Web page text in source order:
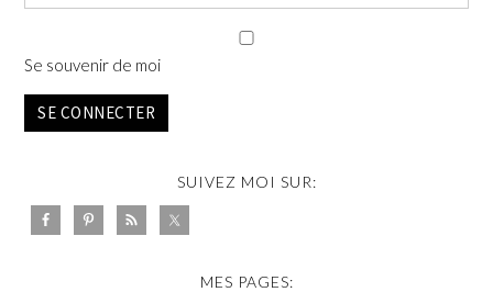
Se souvenir de moi
SE CONNECTER
SUIVEZ MOI SUR:
MES PAGES: